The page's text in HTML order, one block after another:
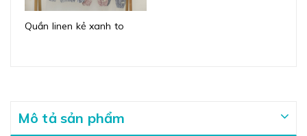
Quần linen kẻ xanh to
Mô tả sản phẩm